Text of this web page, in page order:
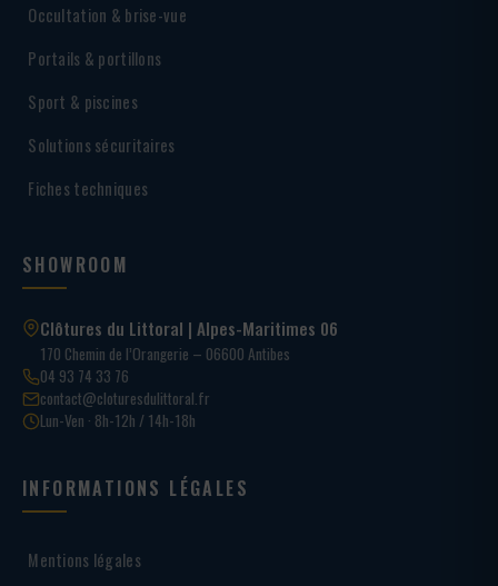
Occultation & brise-vue
Portails & portillons
Sport & piscines
Solutions sécuritaires
Fiches techniques
SHOWROOM
Clôtures du Littoral | Alpes-Maritimes 06
170 Chemin de l’Orangerie – 06600 Antibes
04 93 74 33 76
contact@cloturesdulittoral.fr
Lun-Ven · 8h-12h / 14h-18h
INFORMATIONS LÉGALES
Mentions légales